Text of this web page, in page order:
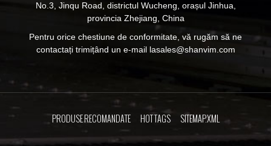
No.3, Jinqu Road, districtul Wucheng, orașul Jinhua,
provincia Zhejiang, China
Pentru orice chestiune de conformitate, vă rugăm să ne
contactați trimițând un e-mail lasales@shanvim.com
PRODUSE RECOMANDATE HOT TAGS SITEMAP.XML